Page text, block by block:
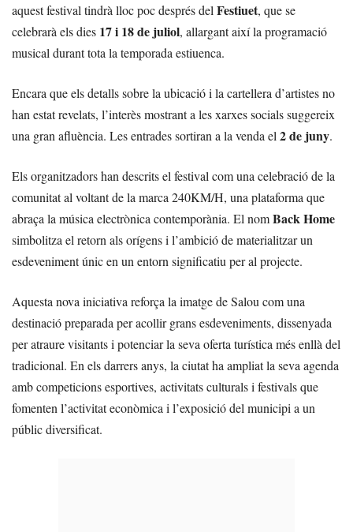
aquest festival tindrà lloc poc després del Festiuet, que se
celebrarà els dies 17 i 18 de juliol, allargant així la programació
musical durant tota la temporada estiuenca.
Encara que els detalls sobre la ubicació i la cartellera d’artistes no
han estat revelats, l’interès mostrant a les xarxes socials suggereix
una gran afluència. Les entrades sortiran a la venda el 2 de juny.
Els organitzadors han descrits el festival com una celebració de la
comunitat al voltant de la marca 240KM/H, una plataforma que
abraça la música electrònica contemporània. El nomBack Home
simbolitza el retorn als orígens i l’ambició de materialitzar un
esdeveniment únic en un entorn significatiu per al projecte.
Aquesta nova iniciativa reforça la imatge de Salou com una
destinació preparada per acollir grans esdeveniments, dissenyada
per atraure visitants i potenciar la seva oferta turística més enllà del
tradicional. En els darrers anys, la ciutat ha ampliat la seva agenda
amb competicions esportives, activitats culturals i festivals que
fomenten l’activitat econòmica i l’exposició del municipi a un
públic diversificat.